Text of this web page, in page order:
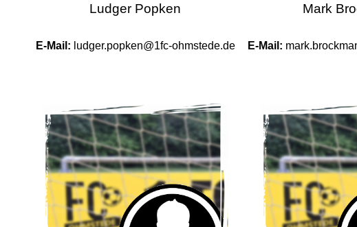
Ludger Popken
E-Mail: ludger.popken@1fc-ohmstede.de
Mark
E-Mail: